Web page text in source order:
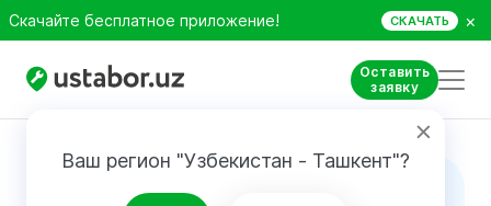
Скачайте бесплатное приложение! СКАЧАТЬ ×
Оставить
заявку
Ваш регион "Узбекистан - Ташкент"?
Свяжитесь с Нами